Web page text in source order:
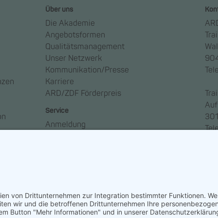
Über uns
Die Akademie
Angebotsformen
Qualitätsmanagement
Unser Netzwerk
Kommunikation/Presse
Karriere
ARD/ZDF Förderpreis
Service
Anmeldung